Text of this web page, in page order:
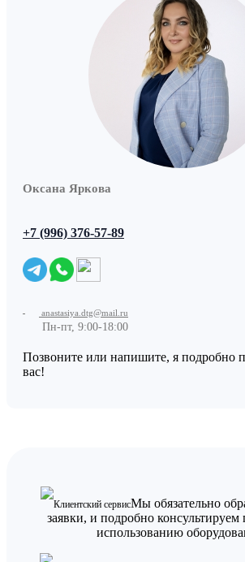
Оксана Яркова
+7 (996) 376-57-89
anastasiya.dtg@mail.ru
Пн-пт, 9:00-18:00
Позвоните или напишите, я подробно
вас!
Клиентский сервисМы обязательно
заявки, и подробно консультируем
использованию